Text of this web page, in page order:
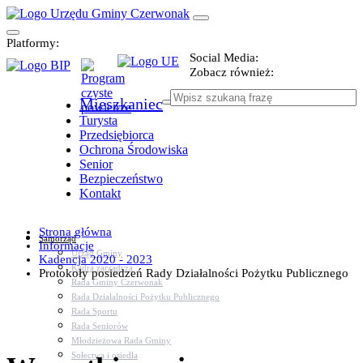
Platformy:
Social Media:
Zobacz również:
Mieszkaniec
Turysta
Przedsiębiorca
Ochrona Środowiska
Senior
Bezpieczeństwo
Kontakt
Samorząd
Urząd Gminy
Kadra zarządcza
Rada Gminy Czerwonak
Rada Działalności Pożytku Publicznego
Rada Sportu
Rada Seniorów
Młodzieżowa Rada Gminy
Sołectwa i osiedla
Strona główna
Informacje
Kadencja 2020 - 2023
Protokoły posiedzeń Rady Działalności Pożytku Publicznego